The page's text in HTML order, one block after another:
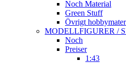
Noch Material
Green Stuff
Övrigt
MODELLFIGURER /
Noch
Preiser
1:43